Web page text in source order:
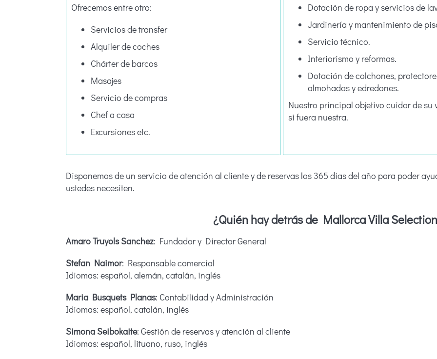
Ofrecemos entre otro:
Servicios de transfer
Alquiler de coches
Chárter de barcos
Masajes
Servicio de compras
Chef a casa
Excursiones etc.
Dotación de ropa y servicios de
Jardinería y mantenimiento de
Servicio técnico.
Interiorismo y reformas.
Dotación de colchones,
almohadas y edredones.
Nuestro principal objetivo cuidar de su
si fuera nuestra.
Disponemos de un servicio de atención al cliente y de reservas los 365 días del año para poder
ustedes necesiten.
¿Quién hay detrás de Mallorca Villa
Amaro Truyols Sanchez: Fundador y Director General
Stefan Naimor: Responsable comercial
Idiomas: español, alemán, catalán, inglés
Maria Busquets Planas: Contabilidad y Administración
Idiomas: español, catalán, inglés
Simona Seibokaite: Gestión de reservas y atención al cliente
Idiomas: español, lituano, ruso, inglés